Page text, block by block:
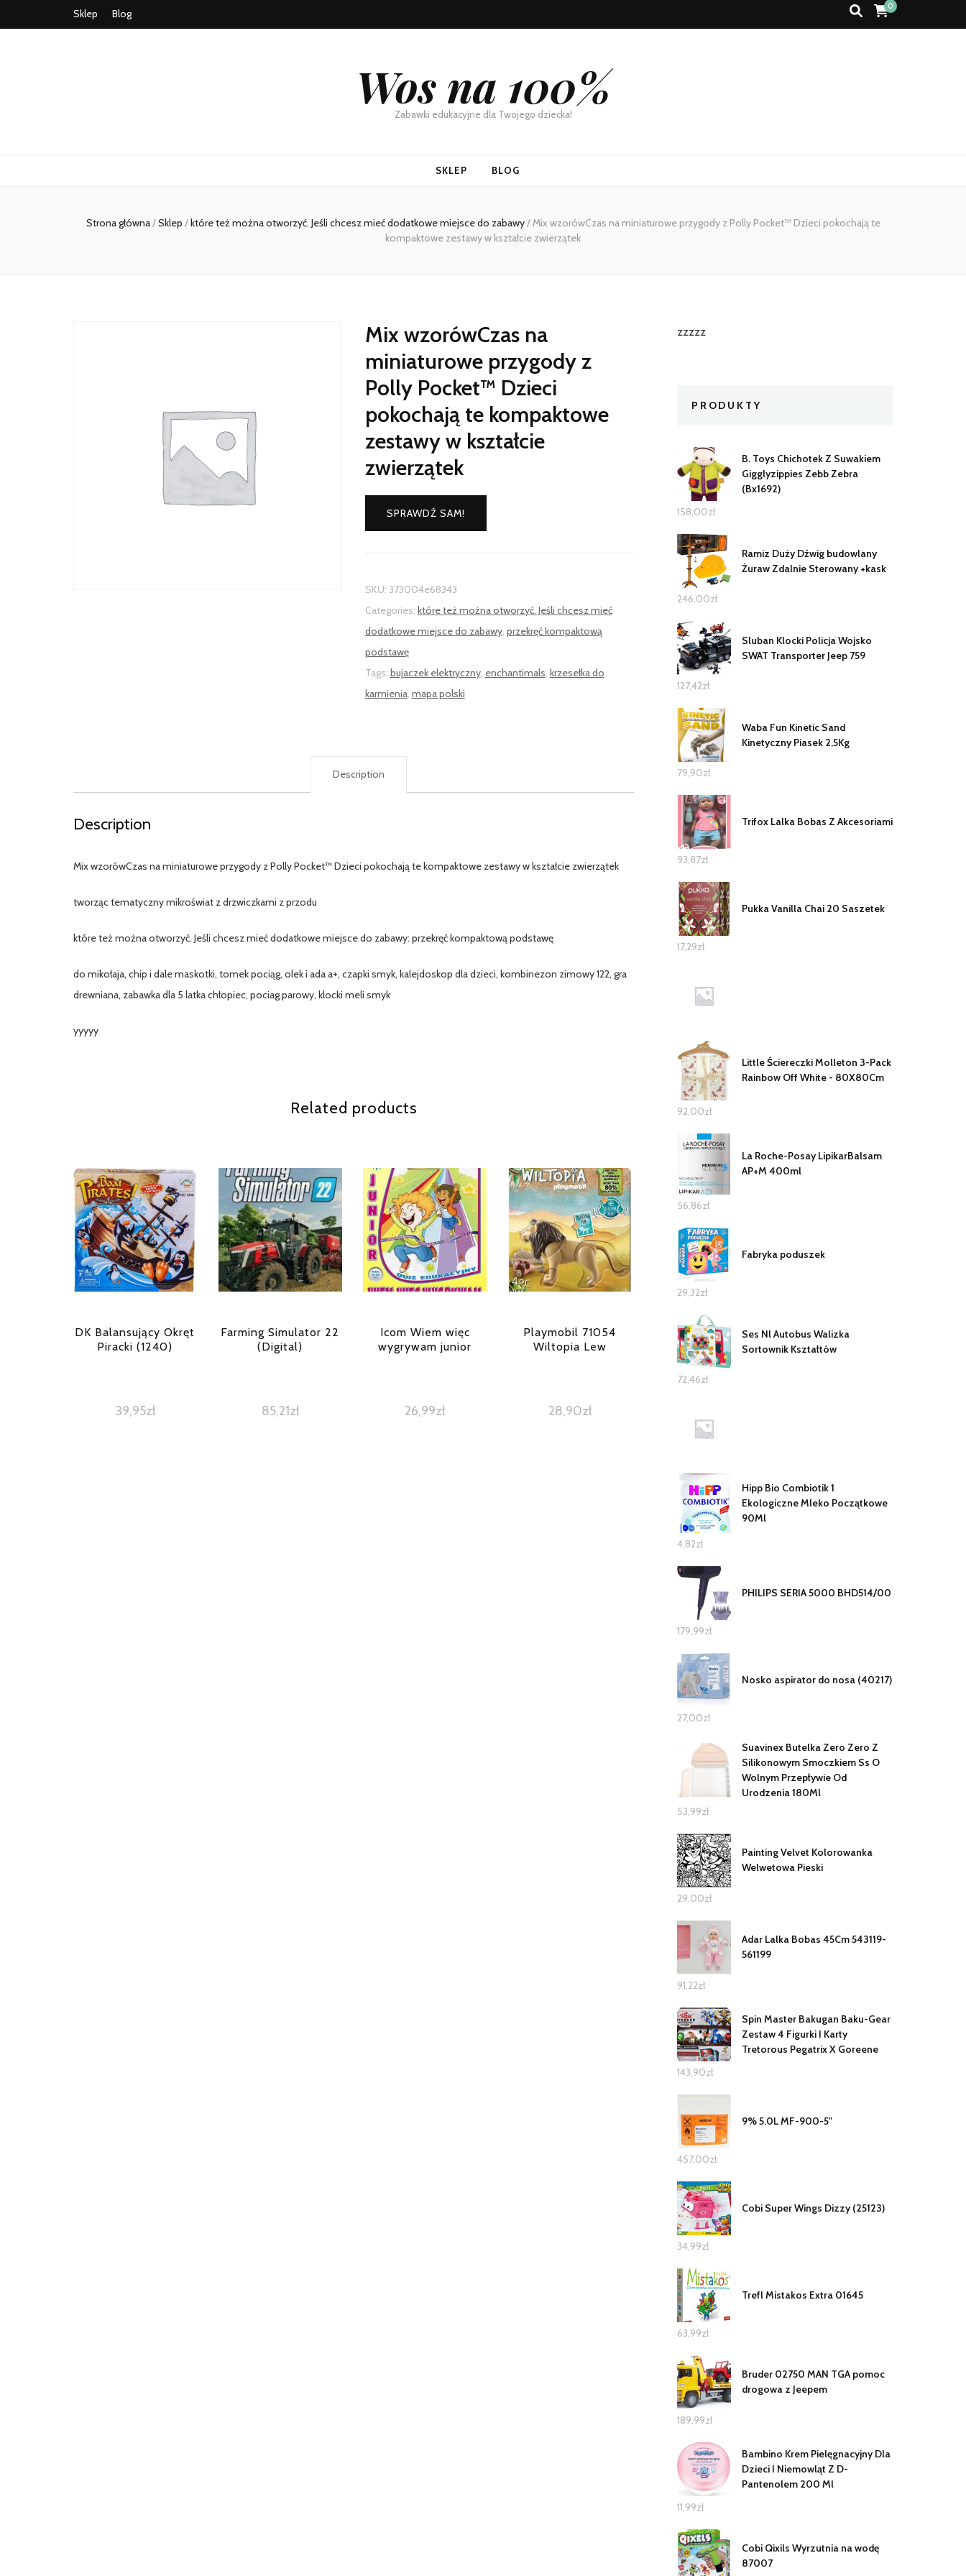
Sklep Blog
0
Wos na 100%
Zabawki edukacyjne dla Twojego dziecka!
SKLEP BLOG
Strona główna/Sklep /które też można otworzyć. Jeśli chcesz mieć dodatkowe miejsce do zabawy/Mix wzorówCzas na miniaturowe przygody z Polly Pocket™ Dzieci pokochają te
kompaktowe zestawy w kształcie zwierzątek
Mix wzorówCzas na
miniaturowe przygody z
Polly Pocket™ Dzieci
pokochają te kompaktowe
zestawy w kształcie
zwierzątek
SPRAWDŹ SAM!
SKU: 373004e68343
Categories: które też można otworzyć. Jeśli chcesz mieć
dodatkowe miejsce do zabawy, przekręć kompaktową
podstawę
Tags: bujaczek elektryczny, enchantimals, krzesełka do
karmienia, mapa polski
Description
Description
Mix wzorówCzas na miniaturowe przygody z Polly Pocket™ Dzieci pokochają te kompaktowe zestawy w kształcie zwierzątek
tworząc tematyczny mikroświat z drzwiczkami z przodu
które też można otworzyć. Jeśli chcesz mieć dodatkowe miejsce do zabawy: przekręć kompaktową podstawę
do mikołaja, chip i dale maskotki, tomek pociąg, olek i ada a+, czapki smyk, kalejdoskop dla dzieci, kombinezon zimowy 122, gra
drewniana, zabawka dla 5 latka chłopiec, pociag parowy, klocki meli smyk
yyyyy
Related products
DK Balansujący Okręt
Piracki (1240)
39,95zł
Farming Simulator 22
(Digital)
85,21zł
Icom Wiem więc
wygrywam junior
26,99zł
Playmobil 71054
Wiltopia Lew
28,90zł
zzzzz
PRODUKTY
B. Toys Chichotek Z Suwakiem
Gigglyzippies Zebb Zebra
(Bx1692)
158,00zł
Ramiz Duży Dźwig budowlany
Żuraw Zdalnie Sterowany +kask
246,00zł
Sluban Klocki Policja Wojsko
SWAT Transporter Jeep 759
127,42zł
Waba Fun Kinetic Sand
Kinetyczny Piasek 2,5Kg
79,90zł
Trifox Lalka Bobas Z Akcesoriami
93,87zł
Pukka Vanilla Chai 20 Saszetek
17,29zł
Little Ściereczki Molleton 3-Pack
Rainbow Off White - 80X80Cm
92,00zł
La Roche-Posay LipikarBalsam
AP+M 400ml
56,86zł
Fabryka poduszek
29,32zł
Ses Nl Autobus Walizka
Sortownik Kształtów
72,46zł
Hipp Bio Combiotik 1
Ekologiczne Mleko Początkowe
90Ml
4,82zł
PHILIPS SERIA 5000 BHD514/00
179,99zł
Nosko aspirator do nosa (40217)
27,00zł
Suavinex Butelka Zero Zero Z
Silikonowym Smoczkiem Ss O
Wolnym Przepływie Od
Urodzenia 180Ml
53,99zł
Painting Velvet Kolorowanka
Welwetowa Pieski
29,00zł
Adar Lalka Bobas 45Cm 543119-
561199
91,22zł
Spin Master Bakugan Baku-Gear
Zestaw 4 Figurki I Karty
Tretorous Pegatrix X Goreene
143,90zł
9% 5.0L MF-900-5"
457,00zł
Cobi Super Wings Dizzy (25123)
34,99zł
Trefl Mistakos Extra 01645
63,99zł
Bruder 02750 MAN TGA pomoc
drogowa z Jeepem
189,99zł
Bambino Krem Pielęgnacyjny Dla
Dzieci I Niemowląt Z D-
Pantenolem 200 Ml
11,99zł
Cobi Qixils Wyrzutnia na wodę
87007